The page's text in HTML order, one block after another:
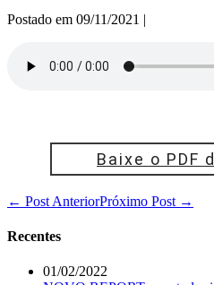
Postado em 09/11/2021 |
Baixe o PDF
Navegação
post
← Post AnteriorPróximo Post →
Recentes
01/02/2022